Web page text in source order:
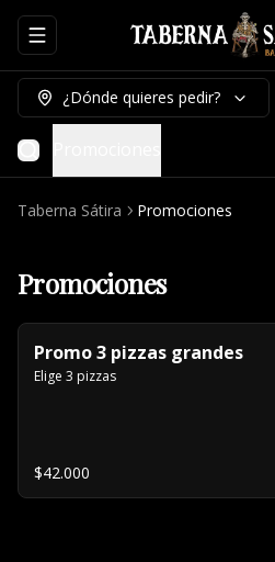
Abrir menu de navegación
¿Dónde quieres pedir?
Taberna Sátira Promociones
Promociones
Promo 3 pizzas grandes
Elige 3 pizzas
$42.000